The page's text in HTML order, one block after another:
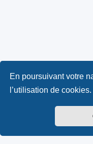
En poursuivant votre
l’utilisation de cookies.